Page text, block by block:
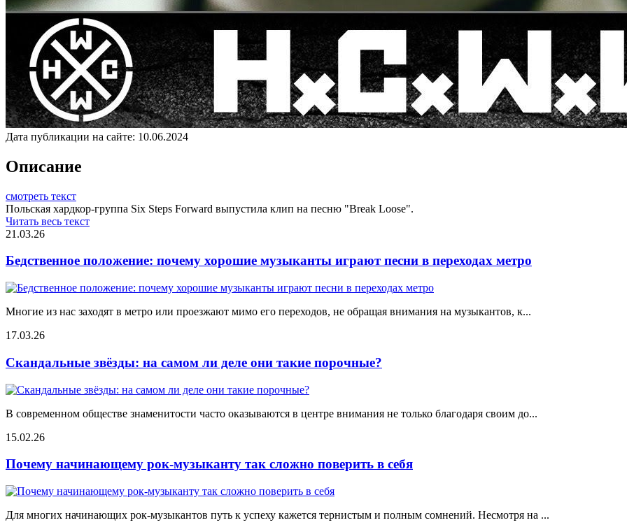
Дата публикации на сайте: 10.06.2024
Описание
смотреть текст
Польская хардкор-группа Six Steps Forward выпустила клип на песню "Break Loose".
Читать весь текст
21.03.26
Бедственное положение: почему хорошие музыканты играют песни в переходах метро
Многие из нас заходят в метро или проезжают мимо его переходов, не обращая внимания на музыкантов, к...
17.03.26
Скандальные звёзды: на самом ли деле они такие порочные?
В современном обществе знаменитости часто оказываются в центре внимания не только благодаря своим до...
15.02.26
Почему начинающему рок-музыканту так сложно поверить в себя
Для многих начинающих рок-музыкантов путь к успеху кажется тернистым и полным сомнений. Несмотря на ...